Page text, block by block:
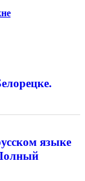
языке